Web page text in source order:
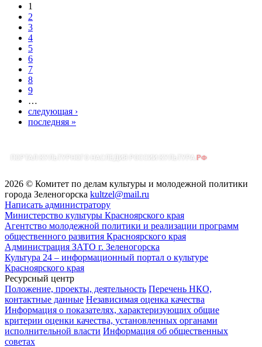
1
2
3
4
5
6
7
8
9
…
следующая ›
последняя »
2026 © Комитет по делам культуры и молодежной политики
города Зеленогорска kultzel@mail.ru
Написать администратору
Министерство культуры Красноярского края
Агентство молодежной политики и реализации программ
общественного развития Красноярского края
Администрация ЗАТО г. Зеленогорска
Культура 24 – информационный портал о культуре
Красноярского края
Ресурсный центр
Положение, проекты, деятельность Перечень НКО,
контактные данные Независимая оценка качества
Информация о показателях, характеризующих общие
критерии оценки качества, установленных органами
исполнительной власти Информация об общественных
советах